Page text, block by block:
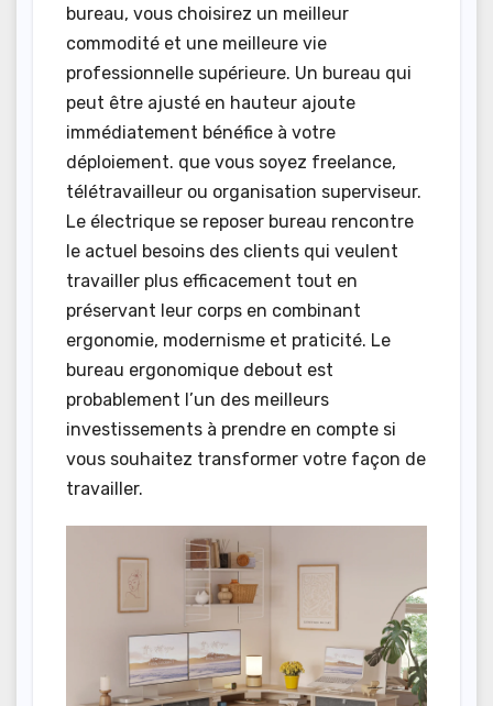
bureau, vous choisirez un meilleur
commodité et une meilleure vie
professionnelle supérieure. Un bureau qui
peut être ajusté en hauteur ajoute
immédiatement bénéfice à votre
déploiement. que vous soyez freelance,
télétravailleur ou organisation superviseur.
Le électrique se reposer bureau rencontre
le actuel besoins des clients qui veulent
travailler plus efficacement tout en
préservant leur corps en combinant
ergonomie, modernisme et praticité. Le
bureau ergonomique debout est
probablement l’un des meilleurs
investissements à prendre en compte si
vous souhaitez transformer votre façon de
travailler.